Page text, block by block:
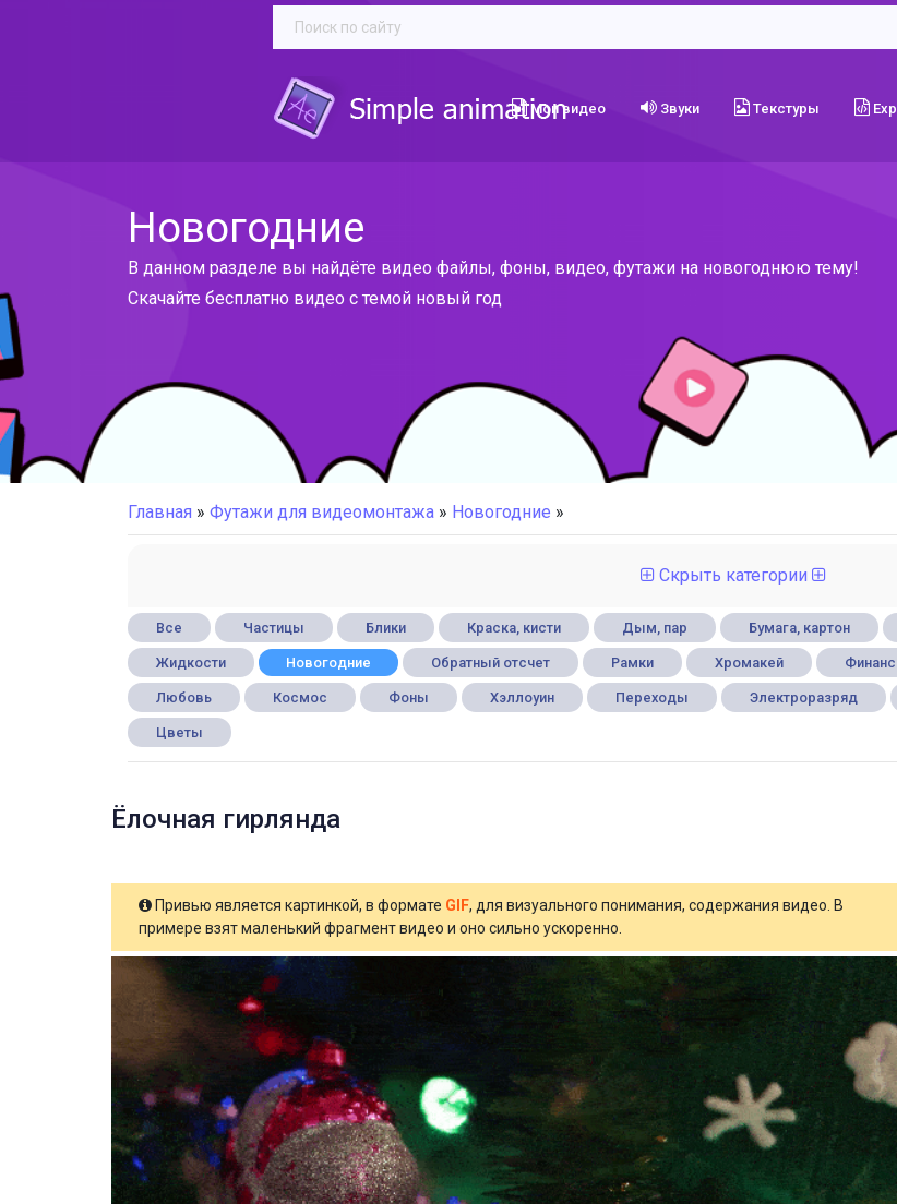
Мои видео Звуки Текстуры
Новогодние
В данном разделе вы найдёте видео файлы, фоны, видео, футажи на новогоднюю тему!
Скачайте бесплатно видео с темой новый год
Главная » Футажи для видеомонтажа » Новогодние »
Скрыть категории
Все Частицы Блики Краска, кисти Дым, пар Бумага, картон
Жидкости Новогодние Обратный отсчет Рамки Хромакей
Любовь Космос Фоны Хэллоуин Переходы Электроразряд
Цветы
Ёлочная гирлянда
Привью является картинкой, в формате GIF, для визуального понимания, содержания видео. В
примере взят маленький фрагмент видео и оно сильно ускоренно.